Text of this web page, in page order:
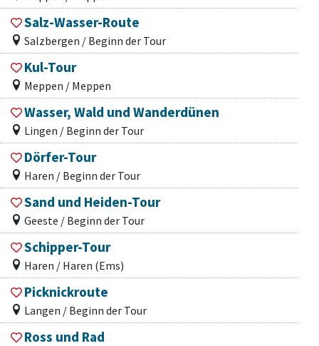
Salz-Wasser-Route
Salzbergen / Beginn der Tour
Kul-Tour
Meppen / Meppen
Wasser, Wald und Wanderdünen
Lingen / Beginn der Tour
Dörfer-Tour
Haren / Beginn der Tour
Sand und Heiden-Tour
Geeste / Beginn der Tour
Schipper-Tour
Haren / Haren (Ems)
Picknickroute
Langen / Beginn der Tour
Ross und Rad